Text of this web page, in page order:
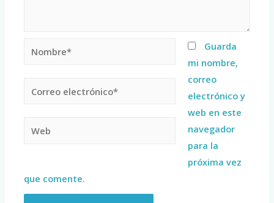
Guarda
mi nombre,
correo
electrónico y
web en este
navegador
para la
próxima vez
que comente.